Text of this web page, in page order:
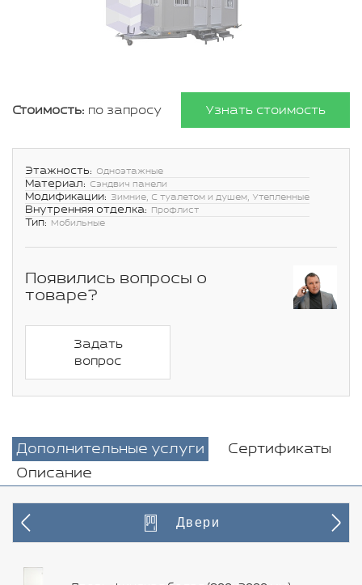
Стоимость: по запросу Узнать стоимость
Этажность: Одноэтажные
Материал: Сэндвич панели
Модификации: Зимние, С туалетом и душем, Утепленные
Внутренняя отделка: Профлист
Тип: Мобильные
Появились вопросы о
товаре?
Задать
вопрос
Дополнительные услуги
Сертификаты
Описание
Двери